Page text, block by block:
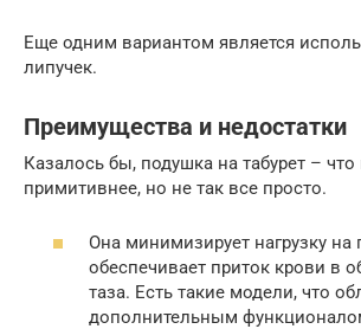
Еще одним вариантом является
липучек.
Преимущества и недостатки
Казалось бы, подушка на табурет –
примитивнее, но не так все просто.
Она минимизирует нагрузку на
обеспечивает приток крови в
таза. Есть такие модели, что
дополнительным